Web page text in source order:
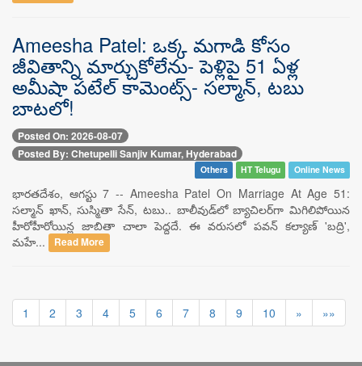
Ameesha Patel: ఒక్క మగాడి కోసం
జీవితాన్ని మార్చుకోలేను- పెళ్లిపై 51 ఏళ్ల
అమీషా పటేల్ కామెంట్స్- సల్మాన్, టబు
బాటలో!
Posted On: 2026-08-07
Posted By: Chetupelli Sanjiv Kumar, Hyderabad
Others HT Telugu Online News
భారతదేశం, ఆగస్టు 7 -- Ameesha Patel On Marriage At Age 51:
సల్మాన్ ఖాన్, సుస్మితా సేన్, టబు.. బాలీవుడ్‌లో బ్యాచిలర్‌గా మిగిలిపోయిన
హీరోహీరోయిన్ల జాబితా చాలా పెద్దదే. ఈ వరుసలో పవన్ కల్యాణ్ 'బద్రి',
మహే...
Read More
1 2 3 4 5 6 7 8 9 10 » »»